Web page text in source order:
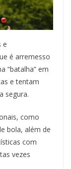
e
é arremesso
“batalha” em
e tentam
segura.
como
bola, além de
com
vezes